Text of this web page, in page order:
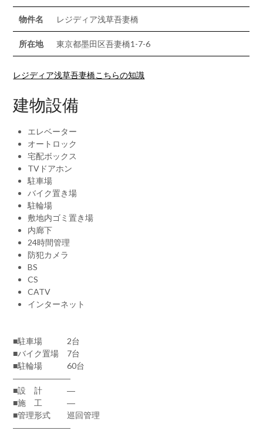
物件名 レジディア浅草吾妻橋
所在地 東京都墨田区吾妻橋1-7-6
レジディア浅草吾妻橋こちらの知識
建物設備
エレベーター
オートロック
宅配ボックス
TVドアホン
駐車場
バイク置き場
駐輪場
敷地内ゴミ置き場
内廊下
24時間管理
防犯カメラ
BS
CS
CATV
インターネット
■駐車場 2台
■バイク置場 7台
■駐輪場 60台
―――――――
■設 計 ―
■施 工 ―
■管理形式 巡回管理
―――――――